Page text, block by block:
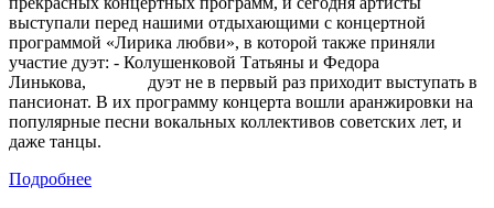
выступали перед нашими отдыхающими с концертной
программой «Лирика любви», в которой также приняли
участие дуэт: - Колушенковой Татьяны и Федора
Линькова, дуэт не в первый раз приходит выступать в
пансионат. В их программу концерта вошли аранжировки на
популярные песни вокальных коллективов советских лет, и
даже танцы.
Подробнее